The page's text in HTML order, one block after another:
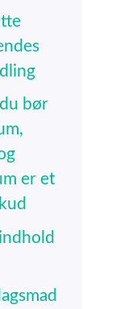
bør
er et